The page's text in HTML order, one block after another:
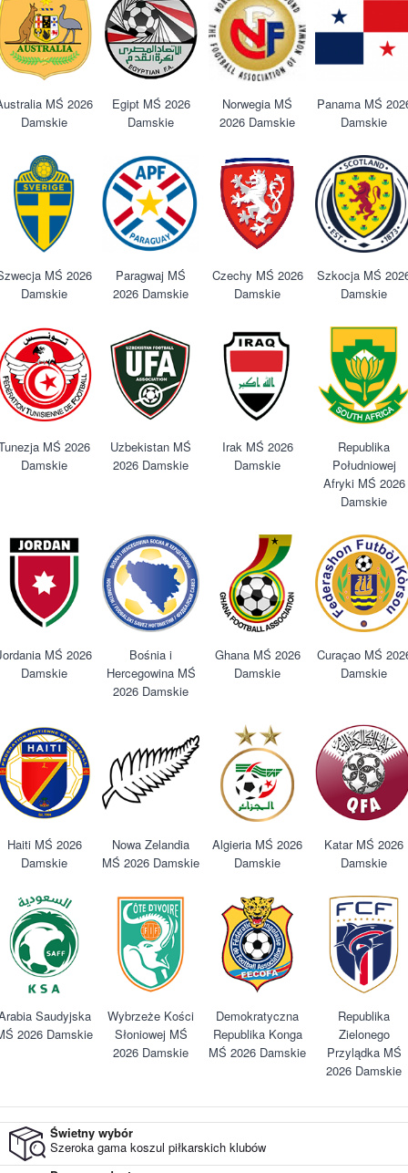
MŚ 2026
Damskie
Egipt MŚ 2026
Damskie
Norwegia MŚ
2026 Damskie
Panama MŚ
Damskie
MŚ 2026
Damskie
Paragwaj MŚ
2026 Damskie
Czechy MŚ 2026
Damskie
Szkocja MŚ
Damskie
MŚ 2026
Damskie
Uzbekistan MŚ
2026 Damskie
Irak MŚ 2026
Damskie
Republika
Południowej
Afryki MŚ 2026
Damskie
MŚ 2026
Damskie
Bośnia i
Hercegowina MŚ
2026 Damskie
Ghana MŚ 2026
Damskie
Curaçao MŚ
Damskie
Haiti MŚ 2026
Damskie
Nowa Zelandia
MŚ 2026 Damskie
Algieria MŚ 2026
Damskie
Katar MŚ 2026
Damskie
Saudyjska
2026 Damskie
Wybrzeże Kości
Słoniowej MŚ
2026 Damskie
Demokratyczna
Republika Konga
MŚ 2026 Damskie
Republika
Zielonego
Przylądka MŚ
2026 Damskie
Świetny wybór
Szeroka gama koszul piłkarskich klubów